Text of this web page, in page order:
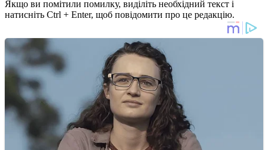
Якщо ви помітили помилку, виділіть необхідний текст і
натисніть Ctrl + Enter, щоб повідомити про це редакцію.